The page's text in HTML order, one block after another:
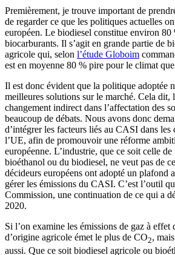
Premièrement, je trouve important de
de regarder ce que les politiques actuelles
européen. Le biodiesel constitue environ 80
biocarburants. Il s’agit en grande partie de
agricole qui, selon l’étude Globoim
est en moyenne 80 % pire pour le climat
Il est donc évident que la politique adoptée
meilleures solutions sur le marché. Cela dit,
changement indirect dans l’affectation des
beaucoup de débats. Nous avons donc
d’intégrer les facteurs liés au CASI dans les
l’UE, afin de promouvoir une réforme
européenne. L’industrie, que ce soit celle
bioéthanol ou du biodiesel, ne veut pas de
décideurs européens ont adopté un plafond
gérer les émissions du CASI. C’est l’outil
Commission, une continuation de ce qui a
2020.
Si l’on examine les émissions de gaz à effet
d’origine agricole émet le plus de CO2,
aussi. Que ce soit biodiesel agricole ou